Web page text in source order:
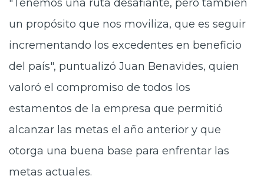
"Tenemos una ruta desafiante, pero también
un propósito que nos moviliza, que es seguir
incrementando los excedentes en beneficio
del país", puntualizó Juan Benavides, quien
valoró el compromiso de todos los
estamentos de la empresa que permitió
alcanzar las metas el año anterior y que
otorga una buena base para enfrentar las
metas actuales.